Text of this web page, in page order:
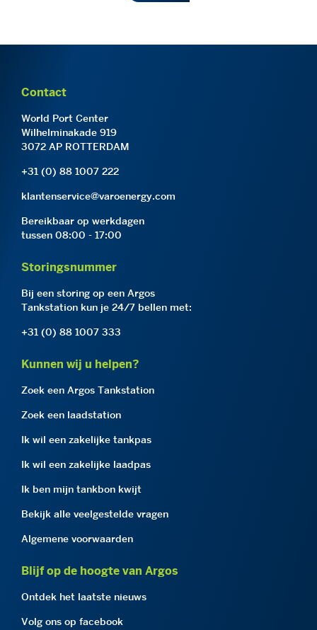
Contact
World Port Center
Wilhelminakade 919
3072 AP ROTTERDAM
+31 (0) 88 1007 222
klantenservice@varoenergy.com
Bereikbaar op werkdagen
tussen 08:00 - 17:00
Storingsnummer
Bij een storing op een Argos
Tankstation kun je 24/7 bellen met:
+31 (0) 88 1007 333
Kunnen wij u helpen?
Zoek een Argos Tankstation
Zoek een laadstation
Ik wil een zakelijke tankpas
Ik wil een zakelijke laadpas
Ik ben mijn tankbon kwijt
Bekijk alle veelgestelde vragen
Algemene voorwaarden
Blijf op de hoogte van Argos
Ontdek het laatste nieuws
Volg ons op facebook